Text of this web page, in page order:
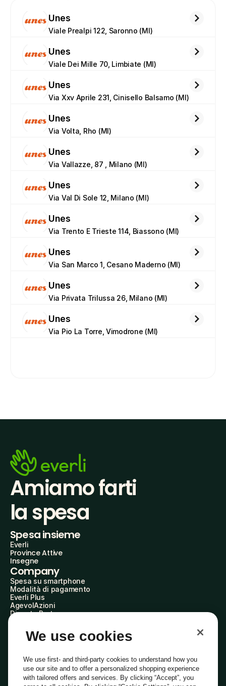
Unes
Viale Prealpi 122, Saronno (MI)
Unes
Viale Dei Mille 70, Limbiate (MI)
Unes
Via Xxv Aprile 231, Cinisello Balsamo (MI)
Unes
Via Volta, Rho (MI)
Unes
Via Vallazze, 87 , Milano (MI)
Unes
Via Val Di Sole 12, Milano (MI)
Unes
Via Trento E Trieste 114, Biassono (MI)
Unes
Via San Marco 1, Cesano Maderno (MI)
Unes
Via Privata Trilussa 26, Milano (MI)
Unes
Via Pio La Torre, Vimodrone (MI)
Amiamo farti
la spesa
Spesa insieme
Everli
Province Attive
Insegne
Company
Spesa su smartphone
Modalità di pagamento
Everli Plus
AgevolAzioni
Diventa Partner
Everli Shoppers
About Us
Everli News
Domande frequenti
Lavora con noi
Diventa Shopper
We use cookies
We use first- and third-party cookies to understand how you
use our site and to offer a personalized shopping experience
with tailored offers and services. By clicking “Accept”, you